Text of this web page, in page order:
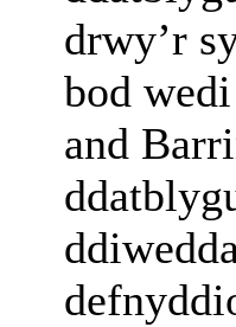
drwy’r
bod
and